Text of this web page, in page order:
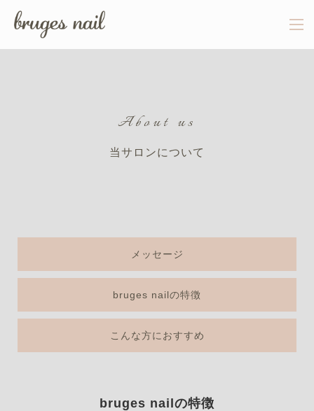
About us
当サロンについて
メッセージ
bruges nailの特徴
こんな方におすすめ
bruges nailの特徴